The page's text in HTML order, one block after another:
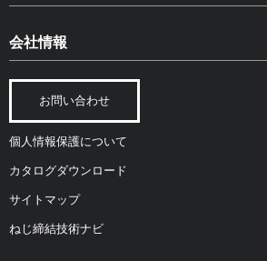
カタログ・資料ダウンロード
各種試験
ねじの材料関連
品質保証体制
環境に対する取り組み
人材育成
主要測定機器
安全を開発し、安心を提供
トータルコスト
納入実績
会社情報
会社概要
拠点紹介
会社沿革
社会貢献活動
ニュースリリース
お問い合わせ
個人情報保護について
カタログダウンロード
サイトマップ
ねじ締結技術ナビ